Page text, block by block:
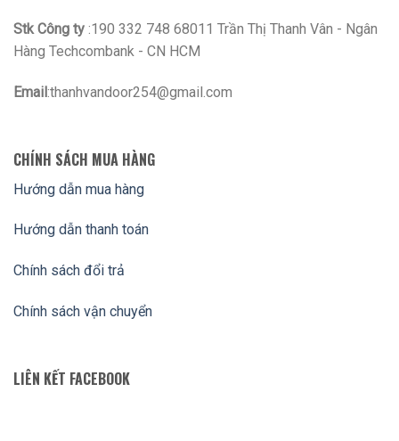
Stk Công ty :190 332 748 68011 Trần Thị Thanh Vân - Ngân
Hàng Techcombank - CN HCM
Email:thanhvandoor254@gmail.com
CHÍNH SÁCH MUA HÀNG
Hướng dẫn mua hàng
Hướng dẫn thanh toán
Chính sách đổi trả
Chính sách vận chuyển
LIÊN KẾT FACEBOOK